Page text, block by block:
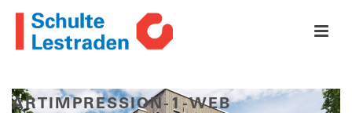
ARTIMPRESSION-1-WEB